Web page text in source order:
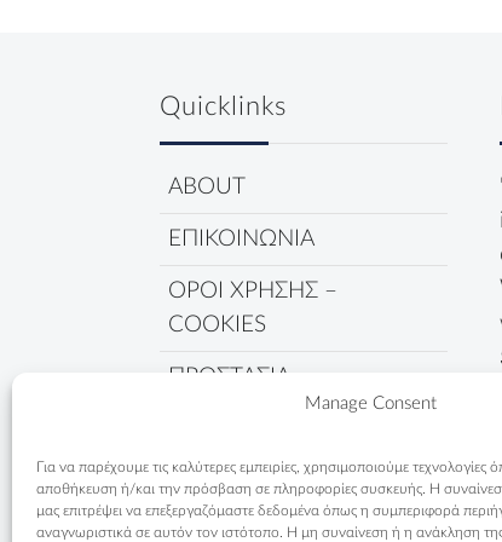
Manage Consent
Για να παρέχουμε τις καλύτερες εμπειρίες, χρησιμοποιούμε τεχνολογίες
αποθήκευση ή/και την πρόσβαση σε πληροφορίες συσκευής. Η συναίνεση
μας επιτρέψει να επεξεργαζόμαστε δεδομένα όπως η συμπεριφορά
αναγνωριστικά σε αυτόν τον ιστότοπο. Η μη συναίνεση ή η ανάκληση
Quicklinks
ABOUT
ΕΠΙΚΟΙΝΩΝΙΑ
ΟΡΟΙ ΧΡΗΣΗΣ –
COOKIES
ΠΡΟΣΤΑΣΙΑ
ΔΕΔΟΜΕΝΩΝ
ΠΟΛΙΤΙΚΗ COOKIES